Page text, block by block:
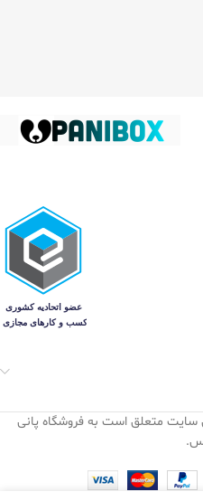
حقوق این سایت متعلق است به فروشگاه پانی